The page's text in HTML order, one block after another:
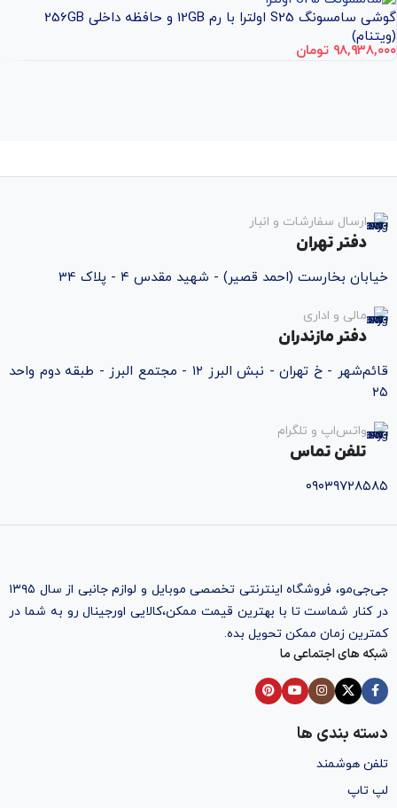
گوشی سامسونگ S25 اولترا با رم 12GB و حافظه داخلی 256GB
(ویتنام)
۹۸,۹۳۸,۰۰۰ تومان
ارسال سفارشات و انبار
دفتر تهران
خیابان بخارست (احمد قصیر) - شهید مقدس ۴ - پلاک 34
مالی و اداری
دفتر مازندران
قائم‌شهر - خ تهران - نبش البرز ۱۲ - مجتمع البرز - طبقه دوم واحد
۲۵
واتس‌اپ و تلگرام
تلفن تماس
۰۹۰۳۹۷۲۸۵۸۵
جی‌جی‌مو، فروشگاه اینترنتی تخصصی موبایل و لوازم جانبی از سال ۱۳۹۵
در کنار شماست تا با بهترین قیمت ممکن،‌کالایی اورجینال رو به شما در
کمترین زمان ممکن تحویل بده.
شبکه های اجتماعی ما
دسته بندی ها
تلفن هوشمند
لپ تاپ